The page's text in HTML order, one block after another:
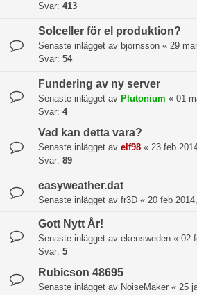
Svar: 413
Solceller för el produktion?
Senaste inlägget av bjornsson « 29
Svar: 54
Fundering av ny server
Senaste inlägget av Plutonium « 01
Svar: 4
Vad kan detta vara?
Senaste inlägget av elf98 « 23 feb
Svar: 89
easyweather.dat
Senaste inlägget av fr3D « 20 feb
Gott Nytt År!
Senaste inlägget av ekensweden « 02
Svar: 5
Rubicson 48695
Senaste inlägget av NoiseMaker « 25